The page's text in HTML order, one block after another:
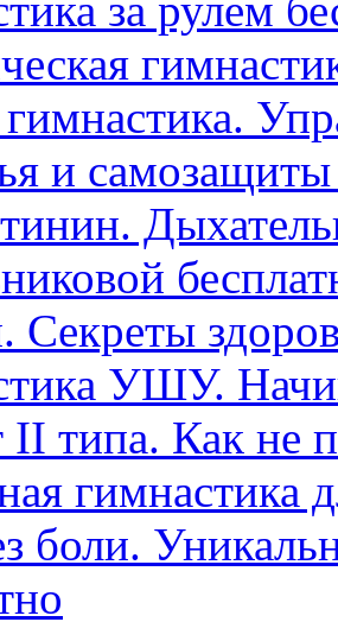
за рулем
гимнастика.
и
Секреты
УШУ.
II типа. Как не
гимнастика
боли.